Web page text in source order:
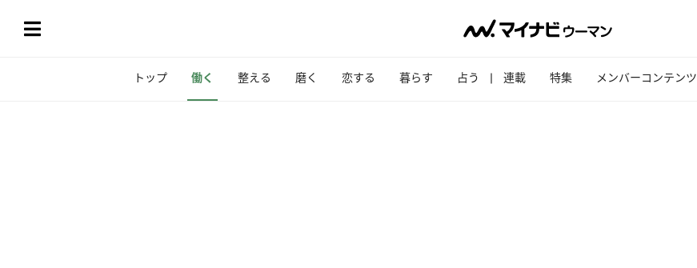
トップ 働く 整える 磨く 恋する 暮らす 占う 連載 特集 メンバーコンテンツ